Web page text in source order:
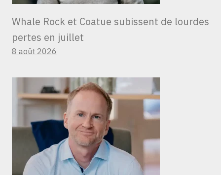
Whale Rock et Coatue subissent de lourdes
pertes en juillet
8 août 2026